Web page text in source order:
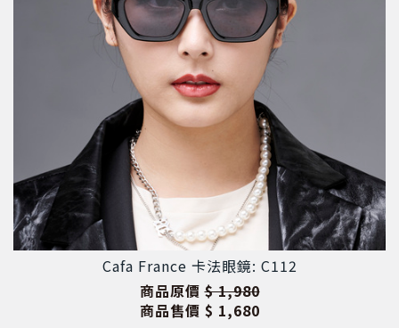
Cafa France 卡法眼鏡: C112
商品原價 $ 1,980
商品售價 $ 1,680